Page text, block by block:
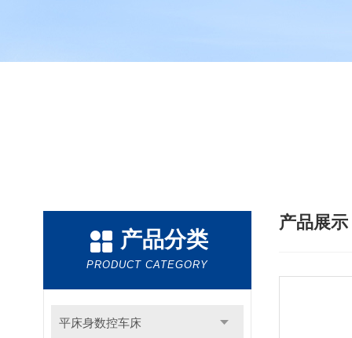
产品分类
PRODUCT CATEGORY
平床身数控车床
产品展示